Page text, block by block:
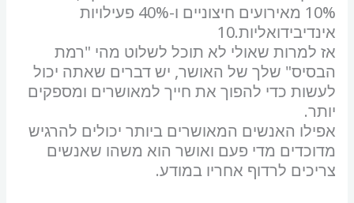
font_download סמן קישורים
לאפס את כל האפשרויות
cached
השארת משוב
הצהרת נגישות
10% מאירועים חיצוניים ו-40% פעילויות
אינדיבידואליות.10
אז למרות שאולי לא תוכל לשלוט מהי "רמת
הבסיס" שלך של האושר, יש דברים שאתה יכול
לעשות כדי להפוך את חייך למאושרים ומספקים
יותר.
אפילו האנשים המאושרים ביותר יכולים להרגיש
מדוכדים מדי פעם ואושר הוא משהו שאנשים
צריכים לרדוף אחריו במודע.